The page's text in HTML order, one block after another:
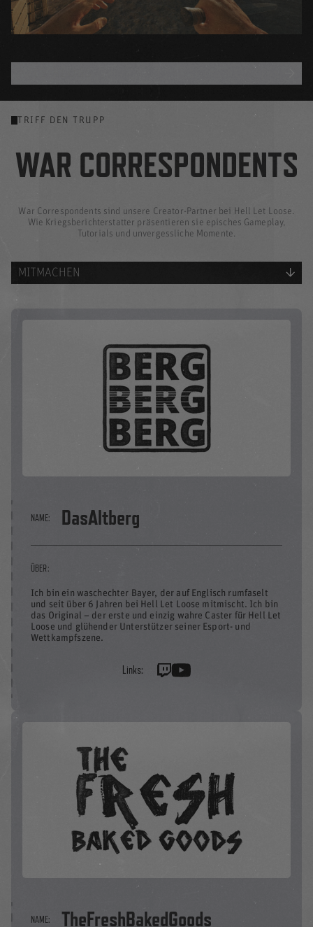
TRIFF DEN TRUPP
WAR CORRESPONDENTS
War Correspondents sind unsere Creator-Partner bei Hell Let Loose.
Wie Kriegsberichterstatter präsentieren sie episches Gameplay,
Tutorials und unvergessliche Momente.
MITMACHEN
NAME: DasAltberg
ÜBER:
Ich bin ein waschechter Bayer, der auf Englisch rumfaselt
und seit über 6 Jahren bei Hell Let Loose mitmischt. Ich bin
das Original – der erste und einzig wahre Caster für Hell Let
Loose und glühender Unterstützer seiner Esport- und
Wettkampfszene.
Links:
NAME: TheFreshBakedGoods